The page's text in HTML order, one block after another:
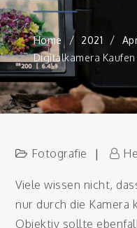
Home 2021
Digitalkamera Kaufen
Fotografie
Viele wissen nicht,
nur durch die Kamera
Objektiv sollte